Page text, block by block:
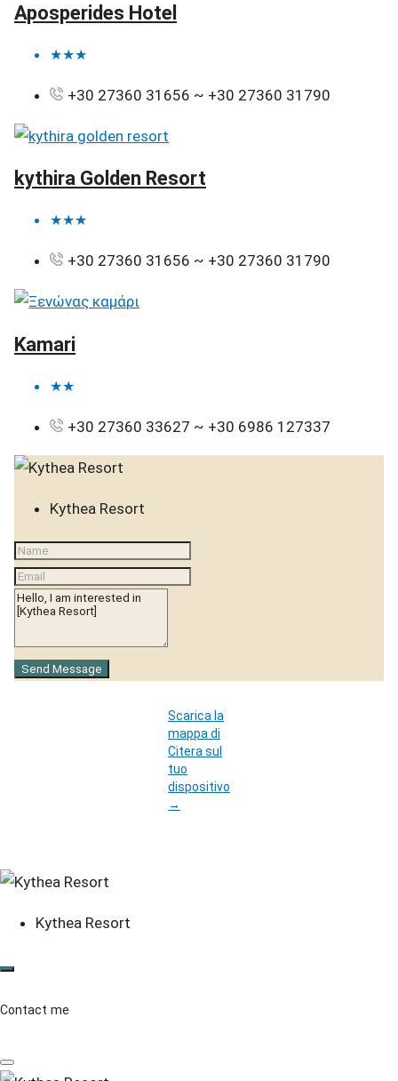
Aposperides Hotel
★★★
+30 27360 31656 ~ +30 27360 31790
kythira Golden Resort
★★★
+30 27360 31656 ~ +30 27360 31790
Kamari
★★
+30 27360 33627 ~ +30 6986 127337
Kythea Resort
Send Message
Scarica la
mappa di
Citera sul
tuo
dispositivo
→
Kythea Resort
Contact me